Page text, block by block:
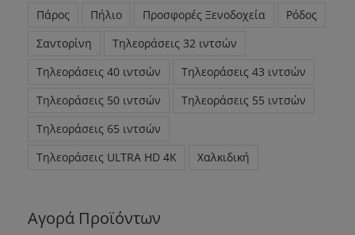
Πάρος
Πήλιο Προσφορές Ξενοδοχεία
Ρόδος
Σαντορίνη
Τηλεοράσεις 32 ιντσών
Τηλεοράσεις 40 ιντσών
Τηλεοράσεις 43 ιντσών
Τηλεοράσεις 50 ιντσών
Τηλεοράσεις 55 ιντσών
Τηλεοράσεις 65 ιντσών
Τηλεοράσεις ULTRA HD 4K
Χαλκιδική
Αγορά Προϊόντων